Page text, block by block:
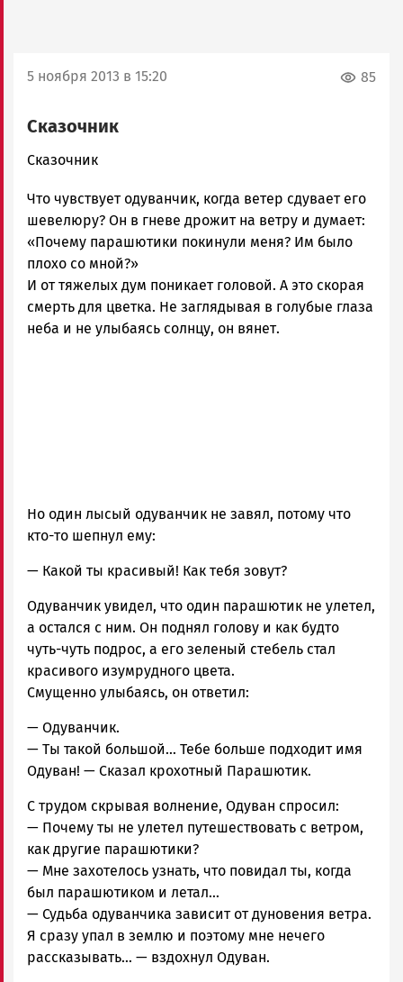
5 ноября 2013 в 15:20 85
Сказочник
admintimur
Петрозаводска
и
Карелии
|
Петрозаводск
Сказочник
Что чувствует одуванчик, когда ветер сдувает его
шевелюру? Он в гневе дрожит на ветру и думает:
«Почему парашютики покинули меня? Им было
плохо со мной?»
И от тяжелых дум поникает головой. А это скорая
смерть для цветка. Не заглядывая в голубые глаза
неба и не улыбаясь солнцу, он вянет.
Но один лысый одуванчик не завял, потому что
кто-то шепнул ему:
— Какой ты красивый! Как тебя зовут?
Одуванчик увидел, что один парашютик не улетел,
а остался с ним. Он поднял голову и как будто
чуть-чуть подрос, а его зеленый стебель стал
красивого изумрудного цвета.
Смущенно улыбаясь, он ответил:
— Одуванчик.
— Ты такой большой… Тебе больше подходит имя
Одуван! — Сказал крохотный Парашютик.
С трудом скрывая волнение, Одуван спросил:
— Почему ты не улетел путешествовать с ветром,
как другие парашютики?
— Мне захотелось узнать, что повидал ты, когда
был парашютиком и летал…
— Судьба одуванчика зависит от дуновения ветра.
Я сразу упал в землю и поэтому мне нечего
рассказывать… — вздохнул Одуван.